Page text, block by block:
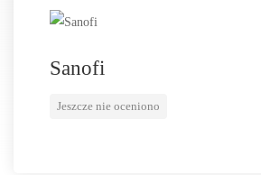
Sanofi
Jeszcze nie oceniono